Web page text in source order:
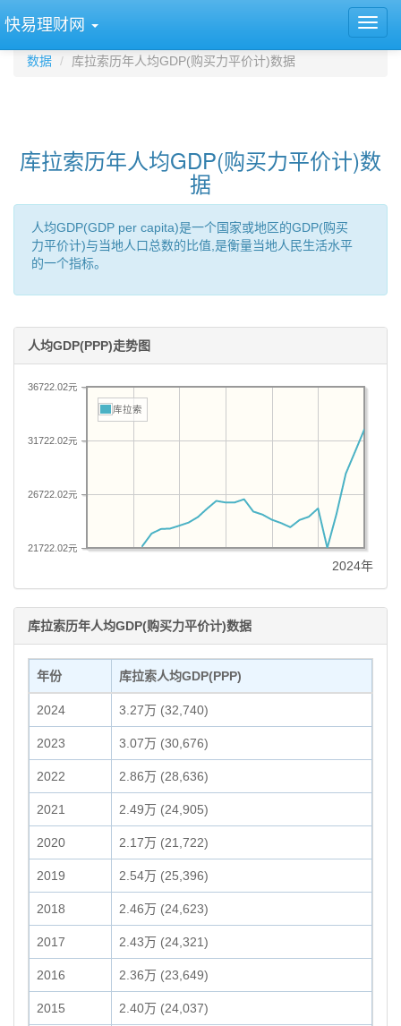
快易理财网
数据 库拉索历年人均GDP(购买力平价计)数据
库拉索历年人均GDP(购买力平价计)数
据
人均GDP(GDP per capita)是一个国家或地区的GDP(购买
力平价计)与当地人口总数的比值,是衡量当地人民生活水平
的一个指标。
人均GDP(PPP)走势图
21722.02元
26722.02元
31722.02元
36722.02元
库拉索
2024年
库拉索历年人均GDP(购买力平价计)数据
年份 库拉索人均GDP(PPP)
2024 3.27万 (32,740)
2023 3.07万 (30,676)
2022 2.86万 (28,636)
2021 2.49万 (24,905)
2020 2.17万 (21,722)
2019 2.54万 (25,396)
2018 2.46万 (24,623)
2017 2.43万 (24,321)
2016 2.36万 (23,649)
2015 2.40万 (24,037)